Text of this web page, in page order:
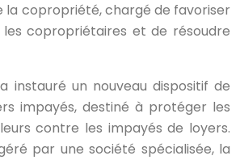
la copropriété, chargé de favoriser
copropriétaires et de résoudre
a instauré un nouveau dispositif de
impayés, destiné à protéger les
contre les impayés de loyers.
par une société spécialisée, la